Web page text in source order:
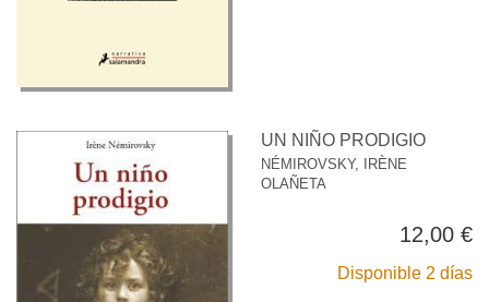
UN NIÑO PRODIGIO
NÉMIROVSKY, IRÈNE
OLAÑETA
12,00 €
Disponible 2 días